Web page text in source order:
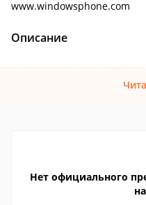
www.windowsphone.com
Описание
Нет официального